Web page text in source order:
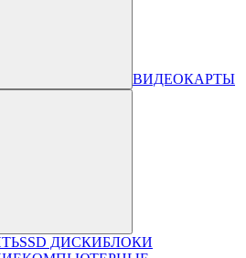
ВИДЕОКАРТЫ
SSD ДИСКИБЛОКИ